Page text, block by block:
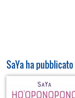
SaYa ha pubblicato